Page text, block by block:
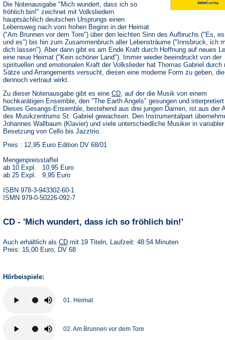
Die Notenausgabe "Mich wundert, dass ich so
fröhlich bin!" zeichnet mit Volksliedern
hauptsächlich deutschen Ursprungs einen
Lebensweg nach vom frohen Beginn in der Heimat
("Am Brunnen vor dem Tore") über den leichten Sinn des Aufbruchs ("Es,
und es") bis hin zum Zusammenbruch aller Lebensträume ("Innsbruck, ich
dich lassen"). Aber dann gibt es am Ende Kraft durch Hoffnung auf neues
eine neue Heimat ("Kein schöner Land"). Immer wieder beeindruckt von der
spirituellen und emotionalen Kraft der Volkslieder hat Thomas Gabriel durch
Sätze und Arrangements versucht, diesen eine moderne Form zu geben, die
dennoch vertraut wirkt.
Zu dieser Notenausgabe gibt es eine CD, auf der die Musik von einem
hochkarätigen Ensemble, den "The Earth Angels" gesungen und
Dieses Gesangs-Ensemble, bestehend aus drei jungen Damen, ist aus der
des Musikzentrums St. Gabriel gewachsen. Den Instrumentalpart
Johannes Wallbaum (Klavier) und viele unterschiedliche Musiker in variabler
Besetzung von Cello bis Jazztrio.
Preis : 12,95 Euro Edition DV 68/01
Mengenpreisstaffel
ab 10 Expl. 10,95 Euro
ab 25 Expl. 9,95 Euro
ISBN 978-3-943302-60-1
ISMN 979-0-50226-092-7
CD - 'Mich wundert, dass ich so fröhlich bin!'
Auch erhältlich als CD mit 19 Titeln, Laufzeit: 48:54 Minuten
Preis: 15,00 Euro, DV 68
Hörbeispiele:
01. Heimat
02. Am Brunnen vor dem Tore